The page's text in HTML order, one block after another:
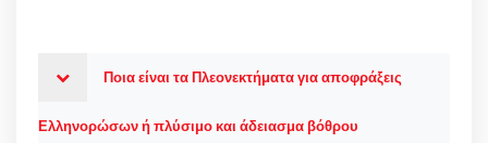
Ποια είναι τα Πλεονεκτήματα για αποφράξεις
Ελληνορώσων ή πλύσιμο και άδειασμα βόθρου